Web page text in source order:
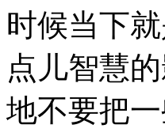
时候当下
点儿智慧
地不要把